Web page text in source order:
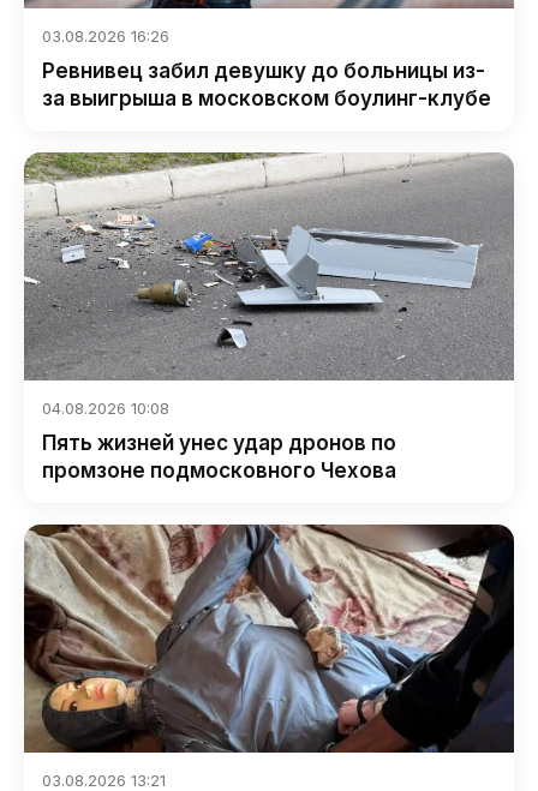
03.08.2026 16:26
Ревнивец забил девушку до больницы из-
за выигрыша в московском боулинг-клубе
04.08.2026 10:08
Пять жизней унес удар дронов по
промзоне подмосковного Чехова
03.08.2026 13:21